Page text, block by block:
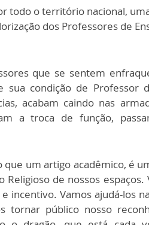
todo o território nacional,
dos Professores de
que se sentem
sua condição de Professor
acabam caindo nas
a troca de função,
que um artigo acadêmico, é
Religioso de nossos
incentivo. Vamos ajudá-los
tornar público nosso